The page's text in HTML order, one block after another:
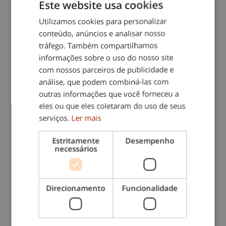
Dança
Um dos mais recomendados. Tanto traz
benefícios ao nível do sistema cardiovascular
como ao nível do sistema cognitivo. Reduz o
stress e traz alegria e bem estar à pessoa que
a realiza.
Este desporto melhora a capacidade aeróbica,
e exercita o corpo de forma completa.
Recomenda-se a modalidade a dois como
uma das mais aconselháveis para pessoas
idosas, dado que o esforço físico é moderado
e promove a actividade social além de
exercitar o corpo.
Este website usa cookies
Utilizamos cookies para personalizar
conteúdo, anúncios e analisar nosso
tráfego. Também compartilhamos
informações sobre o uso do nosso site
com nossos parceiros de publicidade e
análise, que podem combiná-las com
outras informações que você forneceu a
eles ou que eles coletaram do uso de seus
serviços. Ler mais
Estritamente
necessários
Desempenho
Direcionamento Funcionalidade